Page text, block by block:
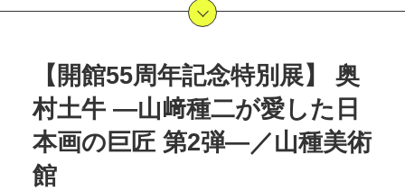
POLICY COMPANY
【開館55周年記念特別展】 奥
村土牛 ―山﨑種二が愛した日
本画の巨匠 第2弾―／山種美術
館